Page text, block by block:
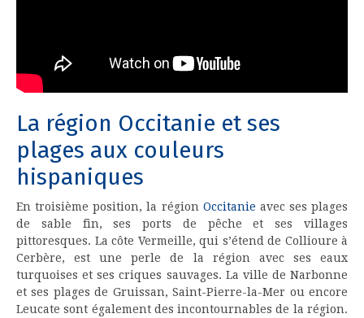
La région Occitanie et ses
plages aux couleurs
hispaniques
En troisième position, la région Occitanie avec ses plages
de sable fin, ses ports de pêche et ses villages
pittoresques. La côte Vermeille, qui s’étend de Collioure à
Cerbère, est une perle de la région avec ses eaux
turquoises et ses criques sauvages. La ville de Narbonne
et ses plages de Gruissan, Saint-Pierre-la-Mer ou encore
Leucate sont également des incontournables de la région.